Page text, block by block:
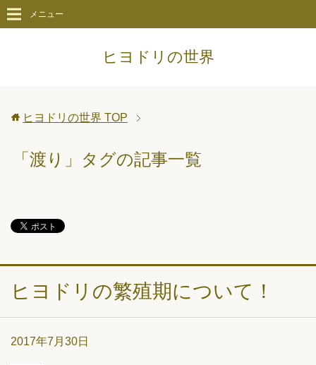
ヒヨドリの世界
メニュー
ヒヨドリの世界 TOP
「渡り」タグの記事一覧
ヒヨドリの繁殖期について！
2017年7月30日